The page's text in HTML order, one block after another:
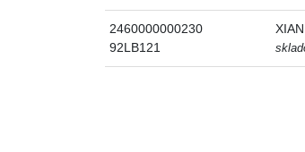
2460000000230
92LB121